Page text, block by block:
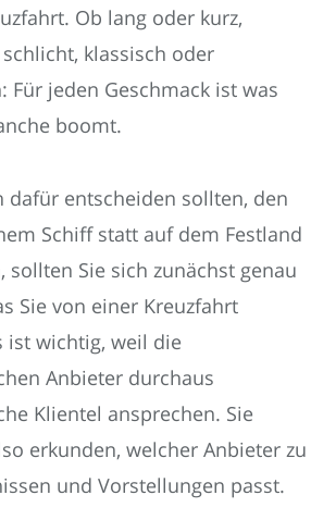
Ob lang oder kurz,
klassisch oder
Für jeden Geschmack ist was
boomt.
dafür entscheiden sollten, den
Schiff statt auf dem Festland
sollten Sie sich zunächst genau
Sie von einer Kreuzfahrt
ist wichtig, weil die
Anbieter durchaus
Klientel ansprechen. Sie
erkunden, welcher Anbieter zu
und Vorstellungen passt.